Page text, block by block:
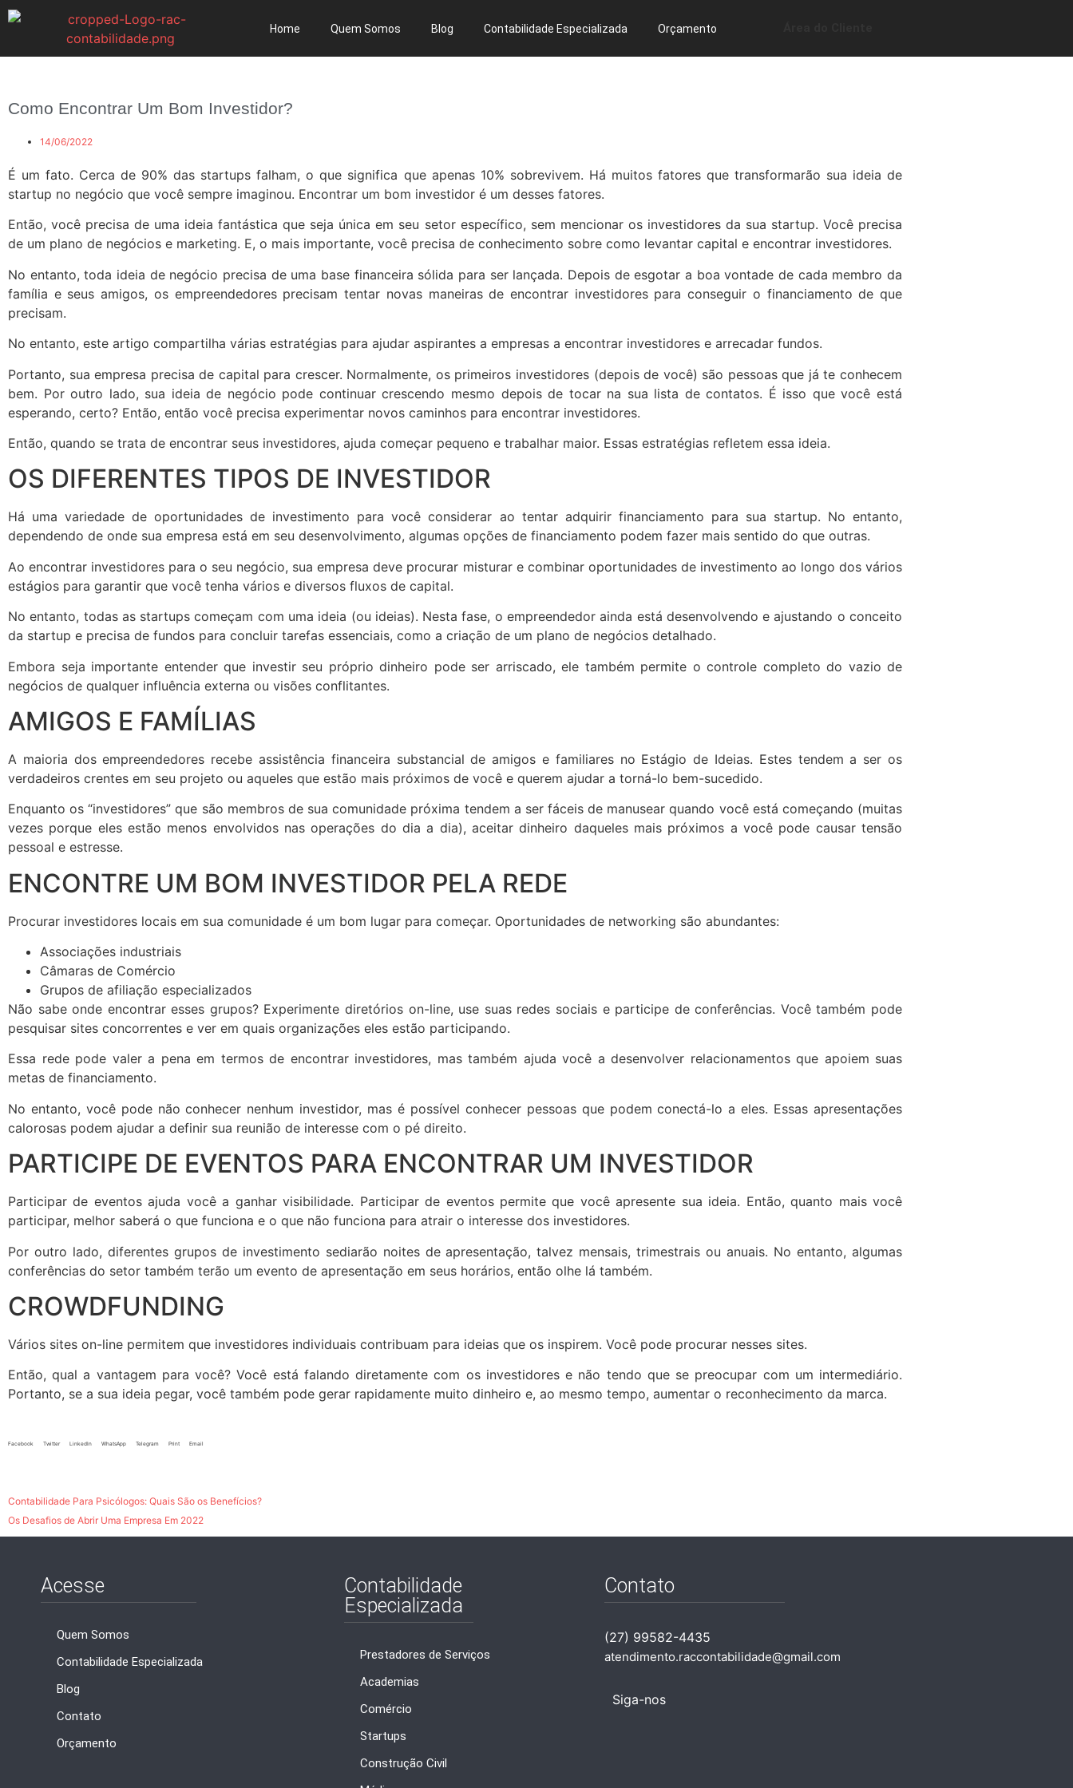
Home Quem Somos Blog Contabilidade Especializada Orçamento
Como Encontrar Um Bom Investidor?
14/06/2022
É um fato. Cerca de 90% das startups falham, o que significa que apenas 10% sobrevivem. Há muitos fatores que transformarão sua ideia de
startup no negócio que você sempre imaginou. Encontrar um bom investidor é um desses fatores.
Então, você precisa de uma ideia fantástica que seja única em seu setor específico, sem mencionar os investidores da sua startup. Você precisa
de um plano de negócios e marketing. E, o mais importante, você precisa de conhecimento sobre como levantar capital e encontrar investidores.
No entanto, toda ideia de negócio precisa de uma base financeira sólida para ser lançada. Depois de esgotar a boa vontade de cada membro da
família e seus amigos, os empreendedores precisam tentar novas maneiras de encontrar investidores para conseguir o financiamento de que
precisam.
No entanto, este artigo compartilha várias estratégias para ajudar aspirantes a empresas a encontrar investidores e arrecadar fundos.
Portanto, sua empresa precisa de capital para crescer. Normalmente, os primeiros investidores (depois de você) são pessoas que já te conhecem
bem. Por outro lado, sua ideia de negócio pode continuar crescendo mesmo depois de tocar na sua lista de contatos. É isso que você está
esperando, certo? Então, então você precisa experimentar novos caminhos para encontrar investidores.
Então, quando se trata de encontrar seus investidores, ajuda começar pequeno e trabalhar maior. Essas estratégias refletem essa ideia.
OS DIFERENTES TIPOS DE INVESTIDOR
Há uma variedade de oportunidades de investimento para você considerar ao tentar adquirir financiamento para sua startup. No entanto,
dependendo de onde sua empresa está em seu desenvolvimento, algumas opções de financiamento podem fazer mais sentido do que outras.
Ao encontrar investidores para o seu negócio, sua empresa deve procurar misturar e combinar oportunidades de investimento ao longo dos vários
estágios para garantir que você tenha vários e diversos fluxos de capital.
No entanto, todas as startups começam com uma ideia (ou ideias). Nesta fase, o empreendedor ainda está desenvolvendo e ajustando o conceito
da startup e precisa de fundos para concluir tarefas essenciais, como a criação de um plano de negócios detalhado.
Embora seja importante entender que investir seu próprio dinheiro pode ser arriscado, ele também permite o controle completo do vazio de
negócios de qualquer influência externa ou visões conflitantes.
AMIGOS E FAMÍLIAS
A maioria dos empreendedores recebe assistência financeira substancial de amigos e familiares no Estágio de Ideias. Estes tendem a ser os
verdadeiros crentes em seu projeto ou aqueles que estão mais próximos de você e querem ajudar a torná-lo bem-sucedido.
Enquanto os “investidores” que são membros de sua comunidade próxima tendem a ser fáceis de manusear quando você está começando (muitas
vezes porque eles estão menos envolvidos nas operações do dia a dia), aceitar dinheiro daqueles mais próximos a você pode causar tensão
pessoal e estresse.
ENCONTRE UM BOM INVESTIDOR PELA REDE
Procurar investidores locais em sua comunidade é um bom lugar para começar. Oportunidades de networking são abundantes:
Associações industriais
Câmaras de Comércio
Grupos de afiliação especializados
Não sabe onde encontrar esses grupos? Experimente diretórios on-line, use suas redes sociais e participe de conferências. Você também pode
pesquisar sites concorrentes e ver em quais organizações eles estão participando.
Essa rede pode valer a pena em termos de encontrar investidores, mas também ajuda você a desenvolver relacionamentos que apoiem suas
metas de financiamento.
No entanto, você pode não conhecer nenhum investidor, mas é possível conhecer pessoas que podem conectá-lo a eles. Essas apresentações
calorosas podem ajudar a definir sua reunião de interesse com o pé direito.
PARTICIPE DE EVENTOS PARA ENCONTRAR UM INVESTIDOR
Participar de eventos ajuda você a ganhar visibilidade. Participar de eventos permite que você apresente sua ideia. Então, quanto mais você
participar, melhor saberá o que funciona e o que não funciona para atrair o interesse dos investidores.
Por outro lado, diferentes grupos de investimento sediarão noites de apresentação, talvez mensais, trimestrais ou anuais. No entanto, algumas
conferências do setor também terão um evento de apresentação em seus horários, então olhe lá também.
CROWDFUNDING
Vários sites on-line permitem que investidores individuais contribuam para ideias que os inspirem. Você pode procurar nesses sites.
Então, qual a vantagem para você? Você está falando diretamente com os investidores e não tendo que se preocupar com um intermediário.
Portanto, se a sua ideia pegar, você também pode gerar rapidamente muito dinheiro e, ao mesmo tempo, aumentar o reconhecimento da marca.
Facebook Twitter LinkedIn WhatsApp Telegram Print Email
Contabilidade Para Psicólogos: Quais São os Benefícios?
Os Desafios de Abrir Uma Empresa Em 2022
Acesse
Quem Somos
Contabilidade Especializada
Blog
Contato
Orçamento
Contabilidade
Especializada
Prestadores de Serviços
Academias
Comércio
Startups
Construção Civil
Contato
(27) 99582-4435
atendimento.raccontabilidade@gmail.com
Siga-nos